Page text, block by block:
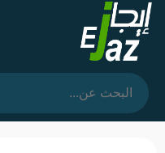
الرئيسية
المشهد